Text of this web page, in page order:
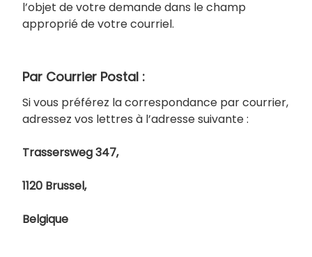
l’objet de votre demande dans le champ
approprié de votre courriel.
Par Courrier Postal :
Si vous préférez la correspondance par courrier,
adressez vos lettres à l’adresse suivante :
Trassersweg 347,
1120 Brussel,
Belgique